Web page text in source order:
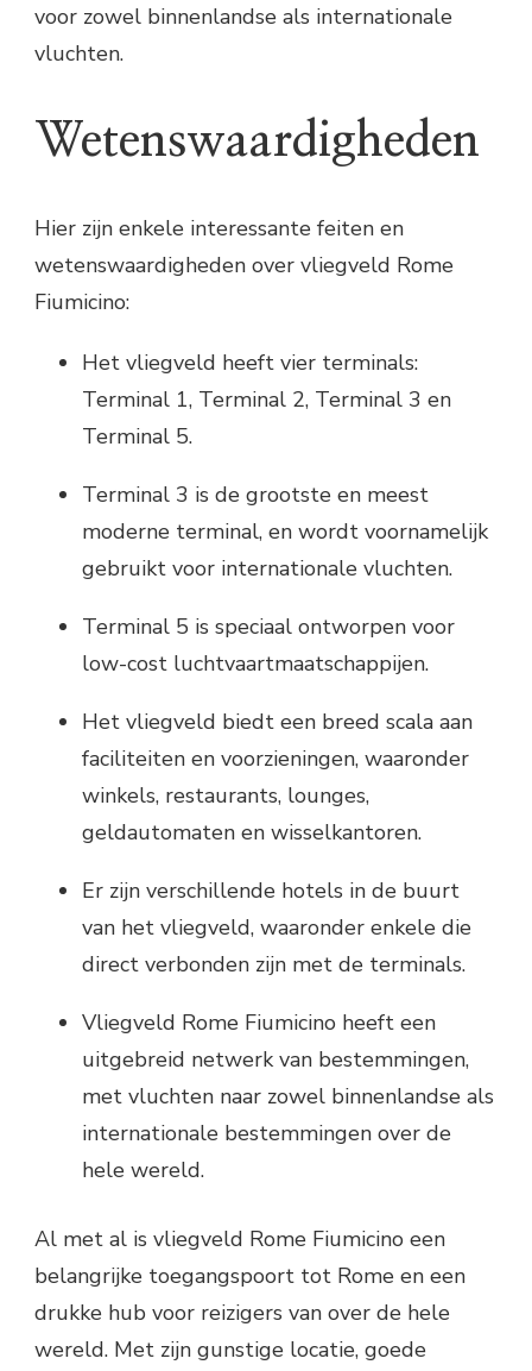
voor zowel binnenlandse als internationale
vluchten.
Wetenswaardigheden
Hier zijn enkele interessante feiten en
wetenswaardigheden over vliegveld Rome
Fiumicino:
Het vliegveld heeft vier terminals:
Terminal 1, Terminal 2, Terminal 3 en
Terminal 5.
Terminal 3 is de grootste en meest
moderne terminal, en wordt voornamelijk
gebruikt voor internationale vluchten.
Terminal 5 is speciaal ontworpen voor
low-cost luchtvaartmaatschappijen.
Het vliegveld biedt een breed scala aan
faciliteiten en voorzieningen, waaronder
winkels, restaurants, lounges,
geldautomaten en wisselkantoren.
Er zijn verschillende hotels in de buurt
van het vliegveld, waaronder enkele die
direct verbonden zijn met de terminals.
Vliegveld Rome Fiumicino heeft een
uitgebreid netwerk van bestemmingen,
met vluchten naar zowel binnenlandse als
internationale bestemmingen over de
hele wereld.
Al met al is vliegveld Rome Fiumicino een
belangrijke toegangspoort tot Rome en een
drukke hub voor reizigers van over de hele
wereld. Met zijn gunstige locatie, goede